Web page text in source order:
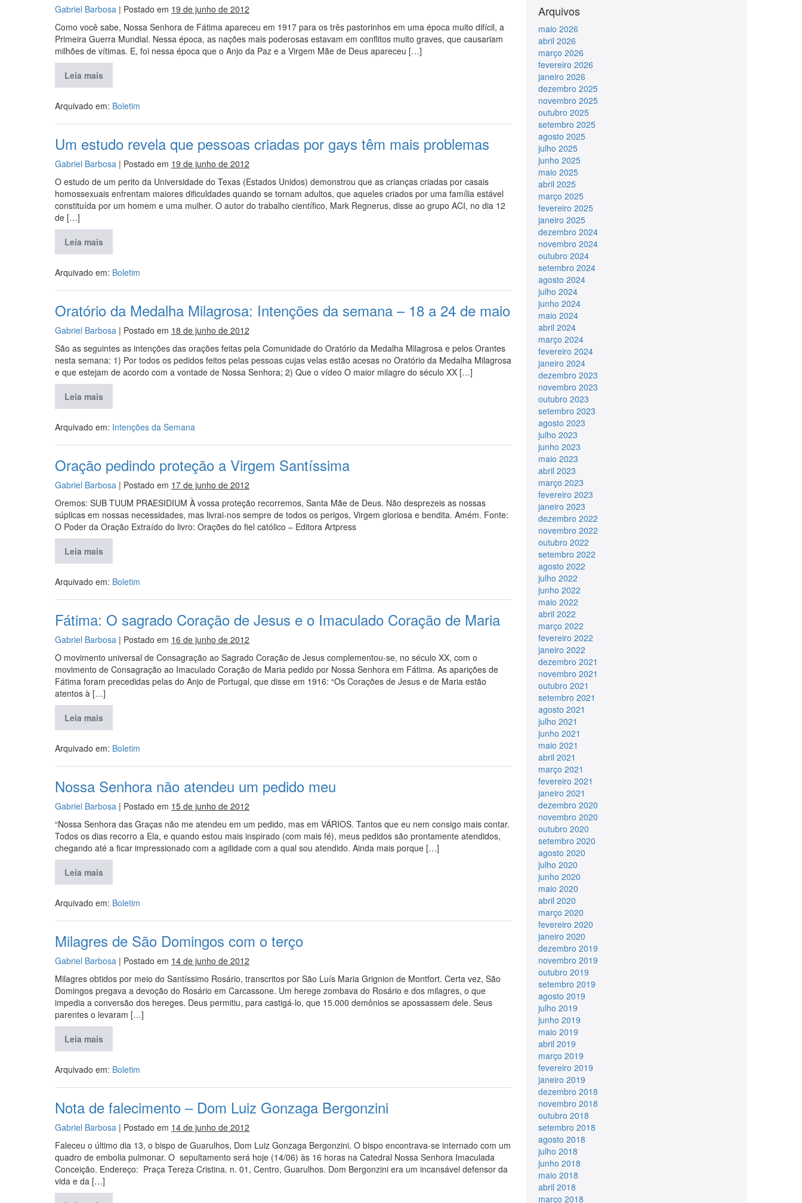
Gabriel Barbosa | Postado em 19 de junho de 2012
Como você sabe, Nossa Senhora de Fátima apareceu em 1917 para os três pastorinhos em uma época muito difícil, a
Primeira Guerra Mundial. Nessa época, as nações mais poderosas estavam em conflitos muito graves, que causariam
milhões de vítimas. E, foi nessa época que o Anjo da Paz e a Virgem Mãe de Deus apareceu […]
Leia mais
Arquivado em: Boletim
Um estudo revela que pessoas criadas por gays têm mais problemas
Gabriel Barbosa | Postado em 19 de junho de 2012
O estudo de um perito da Universidade do Texas (Estados Unidos) demonstrou que as crianças criadas por casais
homossexuais enfrentam maiores dificuldades quando se tornam adultos, que aqueles criados por uma família estável
constituída por um homem e uma mulher. O autor do trabalho científico, Mark Regnerus, disse ao grupo ACI, no dia 12
de […]
Leia mais
Arquivado em: Boletim
Oratório da Medalha Milagrosa: Intenções da semana – 18 a 24 de maio
Gabriel Barbosa | Postado em 18 de junho de 2012
São as seguintes as intenções das orações feitas pela Comunidade do Oratório da Medalha Milagrosa e pelos Orantes
nesta semana: 1) Por todos os pedidos feitos pelas pessoas cujas velas estão acesas no Oratório da Medalha Milagrosa
e que estejam de acordo com a vontade de Nossa Senhora; 2) Que o vídeo O maior milagre do século XX […]
Leia mais
Arquivado em: Intenções da Semana
Oração pedindo proteção a Virgem Santíssima
Gabriel Barbosa | Postado em 17 de junho de 2012
Oremos: SUB TUUM PRAESIDIUM À vossa proteção recorremos, Santa Mãe de Deus. Não desprezeis as nossas
súplicas em nossas necessidades, mas livrai-nos sempre de todos os perigos, Virgem gloriosa e bendita. Amém. Fonte:
O Poder da Oração Extraído do livro: Orações do fiel católico – Editora Artpress
Leia mais
Arquivado em: Boletim
Fátima: O sagrado Coração de Jesus e o Imaculado Coração de Maria
Gabriel Barbosa | Postado em 16 de junho de 2012
O movimento universal de Consagração ao Sagrado Coração de Jesus complementou-se, no século XX, com o
movimento de Consagração ao Imaculado Coração de Maria pedido por Nossa Senhora em Fátima. As aparições de
Fátima foram precedidas pelas do Anjo de Portugal, que disse em 1916: “Os Corações de Jesus e de Maria estão
atentos à […]
Leia mais
Arquivado em: Boletim
Nossa Senhora não atendeu um pedido meu
Gabriel Barbosa | Postado em 15 de junho de 2012
“Nossa Senhora das Graças não me atendeu em um pedido, mas em VÁRIOS. Tantos que eu nem consigo mais contar.
Todos os dias recorro a Ela, e quando estou mais inspirado (com mais fé), meus pedidos são prontamente atendidos,
chegando até a ficar impressionado com a agilidade com a qual sou atendido. Ainda mais porque […]
Leia mais
Arquivado em: Boletim
Milagres de São Domingos com o terço
Gabriel Barbosa | Postado em 14 de junho de 2012
Milagres obtidos por meio do Santíssimo Rosário, transcritos por São Luís Maria Grignion de Montfort. Certa vez, São
Domingos pregava a devoção do Rosário em Carcassone. Um herege zombava do Rosário e dos milagres, o que
impedia a conversão dos hereges. Deus permitiu, para castigá-lo, que 15.000 demônios se apossassem dele. Seus
parentes o levaram […]
Leia mais
Arquivado em: Boletim
Nota de falecimento – Dom Luiz Gonzaga Bergonzini
Gabriel Barbosa | Postado em 14 de junho de 2012
Faleceu o último dia 13, o bispo de Guarulhos, Dom Luiz Gonzaga Bergonzini. O bispo encontrava-se internado com um
quadro de embolia pulmonar. O sepultamento será hoje (14/06) às 16 horas na Catedral Nossa Senhora Imaculada
Conceição. Endereço: Praça Tereza Cristina. n. 01, Centro, Guarulhos. Dom Bergonzini era um incansável defensor da
vida e da […]
Arquivos
maio 2026
abril 2026
março 2026
fevereiro 2026
janeiro 2026
dezembro 2025
novembro 2025
outubro 2025
setembro 2025
agosto 2025
julho 2025
junho 2025
maio 2025
abril 2025
março 2025
fevereiro 2025
janeiro 2025
dezembro 2024
novembro 2024
outubro 2024
setembro 2024
agosto 2024
julho 2024
junho 2024
maio 2024
abril 2024
março 2024
fevereiro 2024
janeiro 2024
dezembro 2023
novembro 2023
outubro 2023
setembro 2023
agosto 2023
julho 2023
junho 2023
maio 2023
abril 2023
março 2023
fevereiro 2023
janeiro 2023
dezembro 2022
novembro 2022
outubro 2022
setembro 2022
agosto 2022
julho 2022
junho 2022
maio 2022
abril 2022
março 2022
fevereiro 2022
janeiro 2022
dezembro 2021
novembro 2021
outubro 2021
setembro 2021
agosto 2021
julho 2021
junho 2021
maio 2021
abril 2021
março 2021
fevereiro 2021
janeiro 2021
dezembro 2020
novembro 2020
outubro 2020
setembro 2020
agosto 2020
julho 2020
junho 2020
maio 2020
abril 2020
março 2020
fevereiro 2020
janeiro 2020
dezembro 2019
novembro 2019
outubro 2019
setembro 2019
agosto 2019
julho 2019
junho 2019
maio 2019
abril 2019
março 2019
fevereiro 2019
janeiro 2019
dezembro 2018
novembro 2018
outubro 2018
setembro 2018
agosto 2018
julho 2018
junho 2018
maio 2018
abril 2018
março 2018